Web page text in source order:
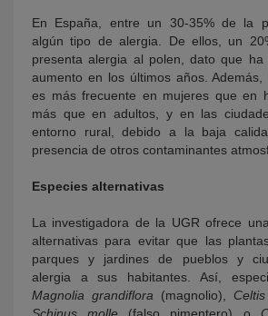
En España, entre un 30-35% de la
algún tipo de alergia. De ellos, un
presenta alergia al polen, dato que ha
aumento en los últimos años.
es más frecuente en mujeres que en
más que en adultos, y en las
entorno rural, debido a la baja
presencia de otros contaminantes
Especies alternativas
La investigadora de la UGR ofrece
alternativas para evitar que las
parques y jardines de pueblos y
alergia a sus habitantes. Así,
Magnolia grandiflora (magnolio),